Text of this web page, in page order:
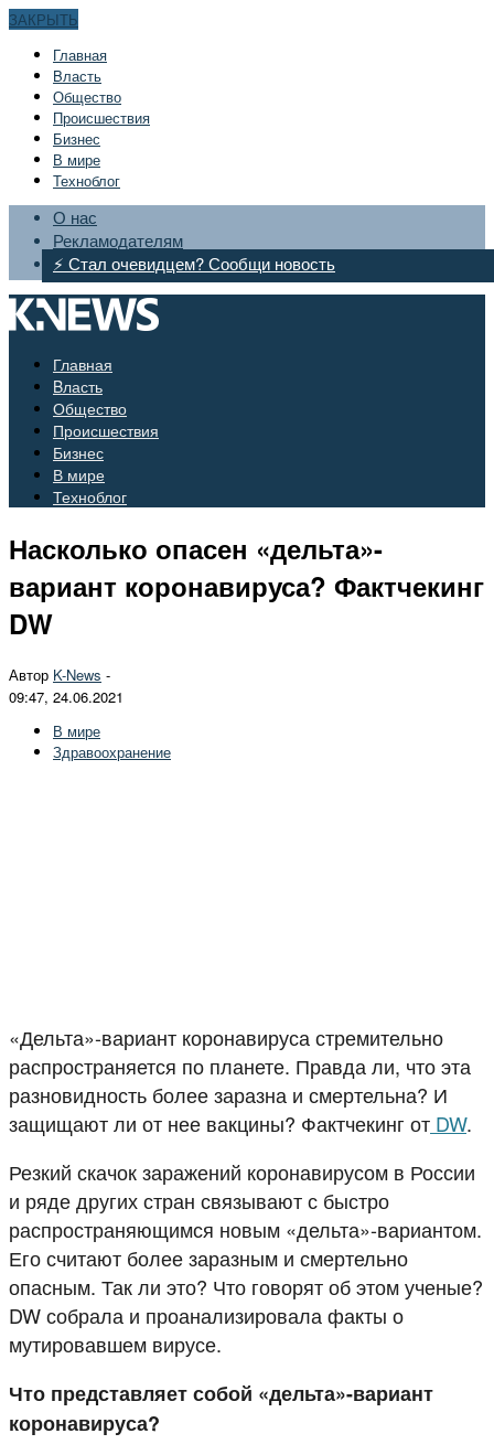
ЗАКРЫТЬ
Главная
Bласть
Общество
Происшествия
Бизнес
В мире
Техноблог
О нас
Рекламодателям
⚡ Стал очевидцем? Сообщи новость
Главная
Bласть
Общество
Происшествия
Бизнес
В мире
Техноблог
Насколько опасен «дельта»-
вариант коронавируса? Фактчекинг
DW
Автор K-News -
09:47, 24.06.2021
В мире
Здравоохранение
«Дельта»-вариант коронавируса стремительно
распространяется по планете. Правда ли, что эта
разновидность более заразна и смертельна? И
защищают ли от нее вакцины? Фактчекинг от DW.
Резкий скачок заражений коронавирусом в России
и ряде других стран связывают с быстро
распространяющимся новым «дельта»-вариантом.
Его считают более заразным и смертельно
опасным. Так ли это? Что говорят об этом ученые?
DW собрала и проанализировала факты о
мутировавшем вирусе.
Что представляет собой «дельта»-вариант
коронавируса?